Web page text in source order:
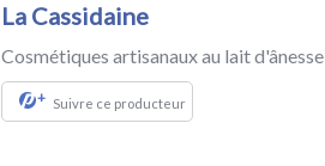
La Cassidaine
Cosmétiques artisanaux au lait d'ânesse
+ Suivre ce producteur